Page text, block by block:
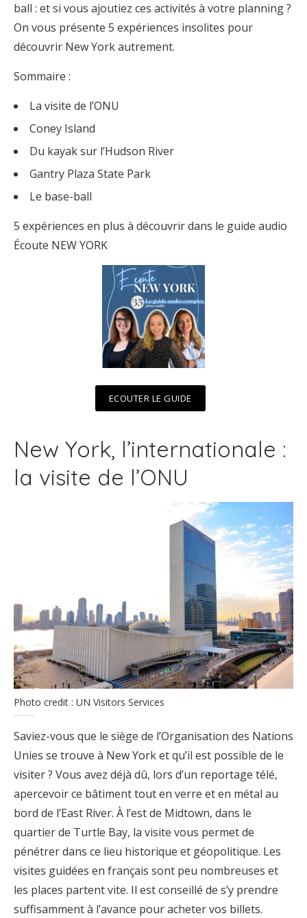
ball : et si vous ajoutiez ces activités à votre planning ?
On vous présente 5 expériences insolites pour
découvrir New York autrement.
Sommaire :
La visite de l’ONU
Coney Island
Du kayak sur l’Hudson River
Gantry Plaza State Park
Le base-ball
5 expériences en plus à découvrir dans le guide audio
Écoute NEW YORK
ECOUTER LE GUIDE
New York, l’internationale :
la visite de l’ONU
Photo credit : UN Visitors Services
Saviez-vous que le siège de l’Organisation des Nations
Unies se trouve à New York et qu’il est possible de le
visiter ? Vous avez déjà dû, lors d’un reportage télé,
apercevoir ce bâtiment tout en verre et en métal au
bord de l’East River. À l’est de Midtown, dans le
quartier de Turtle Bay, la visite vous permet de
pénétrer dans ce lieu historique et géopolitique. Les
visites guidées en français sont peu nombreuses et
les places partent vite. Il est conseillé de s’y prendre
suffisamment à l’avance pour acheter vos billets.